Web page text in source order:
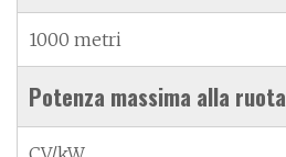
1000 metri
Potenza massima alla ruota